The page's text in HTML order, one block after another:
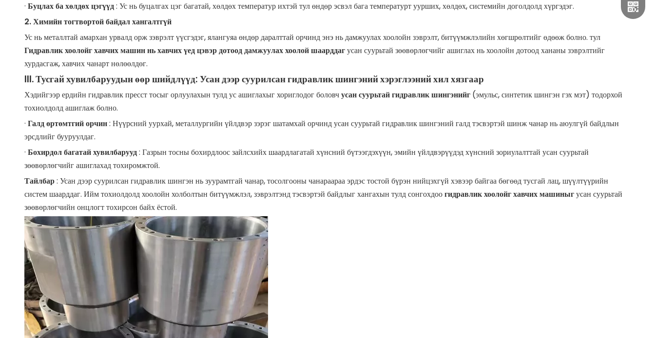
· Буцлах ба хөлдөх цэгүүд: Ус нь буцалгах цэг багатай, хөлдөх температур ихтэй тул өндөр эсвэл бага температурт уурших, хөлдөх, системийн доголдолд хүргэдэг.
2. Химийн тогтвортой байдал хангалтгүй
Ус нь металлтай амархан урвалд орж зэврэлт үүсгэдэг, ялангуяа өндөр даралттай орчинд энэ нь дамжуулах хоолойн зэврэлт, битүүмжлэлийн хөгшрөлтийг өдөөж болно. тул
Гидравлик хоолойг хавчих машин нь хавчих үед цэвэр дотоод дамжуулах хоолой шаарддагусан суурьтай зөөвөрлөгчийг ашиглах нь хоолойн дотоод хананы зэврэлтийг
хурдасгаж, хавчих чанарт нөлөөлдөг.
III. Тусгай хувилбаруудын өөр шийдлүүд: Усан дээр суурилсан гидравлик шингэний хэрэглээний хил хязгаар
Хэдийгээр ердийн гидравлик пресст тосыг орлуулахын тулд ус ашиглахыг хориглодог боловчусан суурьтай гидравлик шингэнийг (эмульс, синтетик шингэн гэх мэт) тодорхой
тохиолдолд ашиглаж болно.
· Галд өртөмтгий орчин: Нүүрсний уурхай, металлургийн үйлдвэр зэрэг шатамхай орчинд усан суурьтай гидравлик шингэний галд тэсвэртэй шинж чанар нь аюулгүй байдлын
эрсдлийг бууруулдаг.
· Бохирдол багатай хувилбарууд: Газрын тосны бохирдлоос зайлсхийх шаардлагатай хүнсний бүтээгдэхүүн, эмийн үйлдвэрүүдэд хүнсний зориулалттай усан суурьтай
зөөвөрлөгчийг ашиглахад тохиромжтой.
Тайлбар: Усан дээр суурилсан гидравлик шингэн нь зуурамтгай чанар, тосолгооны чанараараа эрдэс тостой бүрэн нийцэхгүй хэвээр байгаа бөгөөд тусгай лац, шүүлтүүрийн
систем шаарддаг. Ийм тохиолдолд хоолойн холболтын битүүмжлэл, зэврэлтэнд тэсвэртэй байдлыг хангахын тулд сонгохдоогидравлик хоолойг хавчих машиныгусан суурьтай
зөөвөрлөгчийн онцлогт тохирсон байх ёстой.